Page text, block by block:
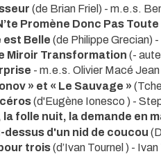
(de Brian Friel) - m.e.s.
Promène Donc Pas Toute
est Belle (de Philippe Grecian)
Miroir Transformation (-
- m.e.s. Olivier Macé Jean
» et « Le Sauvage »
(d'Eugène Ionesco ) -
la folle nuit, la demande en
dessus d'un nid de coucou
trois(d’Ivan Tournel ) - Ivan